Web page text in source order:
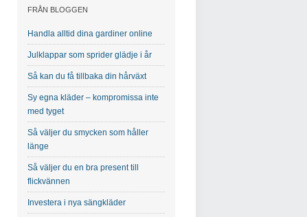
FRÅN BLOGGEN
Handla alltid dina gardiner online
Julklappar som sprider glädje i år
Så kan du få tillbaka din hårväxt
Sy egna kläder – kompromissa inte
med tyget
Så väljer du smycken som håller
länge
Så väljer du en bra present till
flickvännen
Investera i nya sängkläder